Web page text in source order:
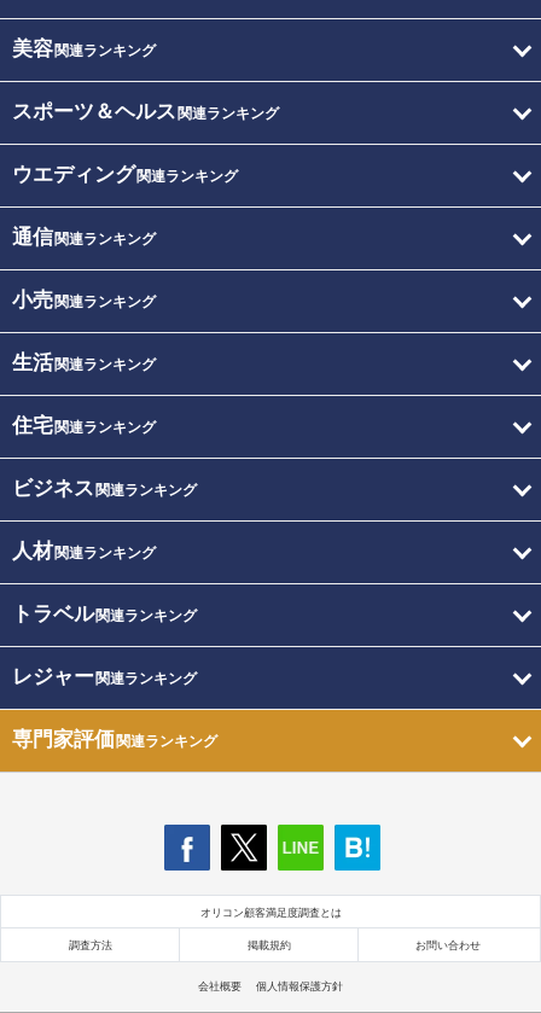
美容関連ランキング
スポーツ＆ヘルス 関連ランキング
ウエディング関連ランキング
通信関連ランキング
小売関連ランキング
生活関連ランキング
住宅関連ランキング
ビジネス 関連ランキング
人材関連ランキング
トラベル関連ランキング
レジャー関連ランキング
専門家評価関連ランキング
オリコン顧客満足度調査とは
調査方法 掲載規約 お問い合わせ
会社概要 個人情報保護方針